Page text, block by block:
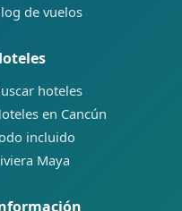
de vuelos
hoteles
en Cancún
incluido
Maya